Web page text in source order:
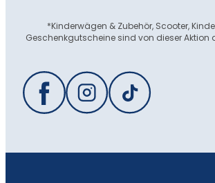
*Kinderwägen & Zubehör, Scooter,
Geschenkgutscheine sind von dieser Aktion